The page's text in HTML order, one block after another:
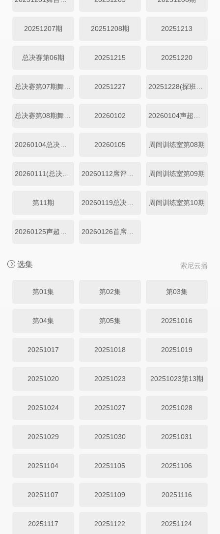
20251207期 20251208期 20251213
总决赛第06期 20251215 20251220
20251227
20260102
20260105 周间训练室第08期
20260112席评审机位第08期 周间训练室第09期
第11期 20260119总决赛第11期 周间训练室第10期
20260126首席评审机位第10期
索尼云播
选集
第01集 第02集 第03集
第04集 第05集 20251016
20251017 20251018 20251019
20251020 20251023 20251023第13期
20251024 20251027 20251028
20251029 20251030 20251031
20251104 20251105 20251106
20251107 20251109 20251116
20251117 20251122 20251124